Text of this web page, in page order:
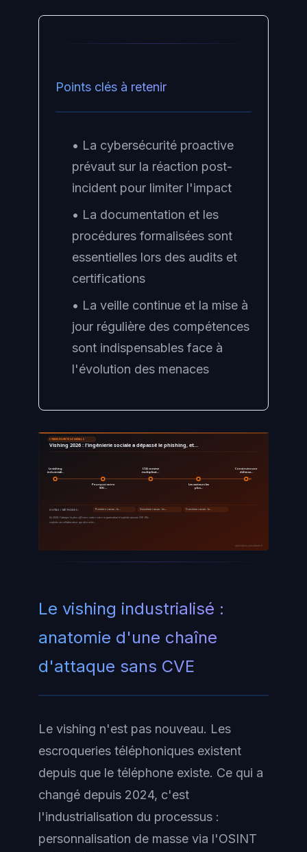
Points clés à retenir
• La cybersécurité proactive
prévaut sur la réaction post-
incident pour limiter l'impact
• La documentation et les
procédures formalisées sont
essentielles lors des audits et
certifications
• La veille continue et la mise à
jour régulière des compétences
sont indispensables face à
l'évolution des menaces
CYBERSÉCURITÉ GÉNÉRALE
Vishing 2026 : l'ingénierie sociale a dépassé le phishing, et…
industriali…
Le vishing
Pourquoi votre
SOC…
multiplicat…
L'IA comme
Les secteurs les
plus…
défense…
Construire une
OUTILS / MÉTHODES : Première raison : le… Deuxième raison : les… Troisième raison : le…
En 2026, l'attaque la plus efficace contre votre organisation n'exploite aucune CVE. Elle
exploite un collaborateur qui décroche…
ayinedjimi-consultants.fr
Le vishing industrialisé :
anatomie d'une chaîne
d'attaque sans CVE
Le vishing n'est pas nouveau. Les
escroqueries téléphoniques existent
depuis que le téléphone existe. Ce qui a
changé depuis 2024, c'est
l'industrialisation du processus :
personnalisation de masse via l'OSINT